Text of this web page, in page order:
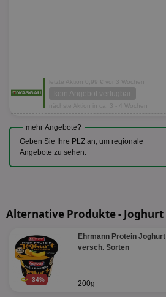
letzte Aktion 0,99 € vor 3 Wochen
kein Angebot verfügbar
nächste Aktion in ca. 3 - 4 Wochen
mehr Angebote?
Geben Sie Ihre PLZ an, um regionale
Angebote zu sehen.
Alternative Produkte - Joghurt
34%
Ehrmann Protein Joghurt
versch. Sorten
200g